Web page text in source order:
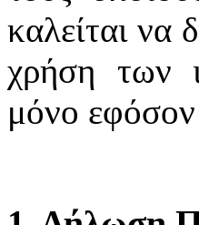
καλείται να
χρήση των
μόνο